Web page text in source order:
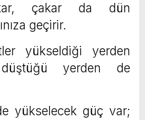
çakar da dün
geçirir.
yükseldiği yerden
yerden de
yükselecek güç var;